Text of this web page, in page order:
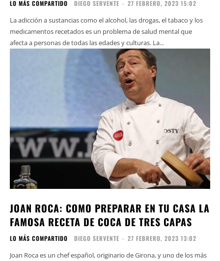
LO MÁS COMPARTIDO DIEGO SERVENTE - 27 FEBRERO, 2023 15:02
La adicción a sustancias como el alcohol, las drogas, el tabaco y los
medicamentos recetados es un problema de salud mental que
afecta a personas de todas las edades y culturas. La...
JOAN ROCA: COMO PREPARAR EN TU CASA LA
FAMOSA RECETA DE COCA DE TRES CAPAS
LO MÁS COMPARTIDO DIEGO SERVENTE - 27 FEBRERO, 2023 13:02
Joan Roca es un chef español, originario de Girona, y uno de los más